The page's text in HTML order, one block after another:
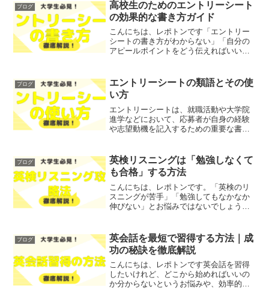
ブログ
高校生のためのエントリーシート
の効果的な書き方ガイド
こんにちは、レポトンです「エントリー
シートの書き方がわからない」「自分の
アピールポイントをどう伝えればいいか
トリーシートの効果的な書き方につい
て、わかりやすく解説します...
ブログ
エントリーシートの類語とその使
い方
エントリーシートは、就職活動や大学院
進学などにおいて、応募者が自身の経験
や志望動機を記入するための重要な書類
うか？そこで今回は、エントリーシート
に関連する類語やその適切...
ブログ
英検リスニングは「勉強しなくて
も合格」する方法
こんにちは、レポトンです。「英検のリ
スニングが苦手」「勉強してもなかなか
伸びない」とお悩みではないでしょう
介します！レポトンこの記事は次のよう
な人におすすめ！リスニングが...
ブログ
英会話を最短で習得する方法｜成
功の秘訣を徹底解説
こんにちは、レポトンです英会話を習得
したいけれど、どこから始めればいいの
か分からないというお悩みや、効率的な